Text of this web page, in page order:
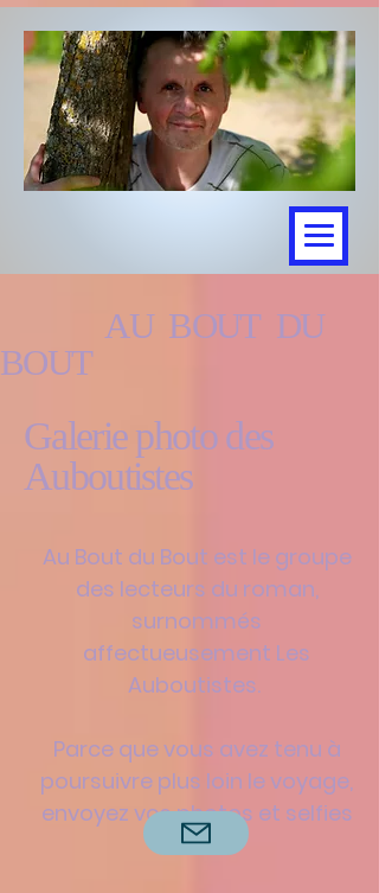
AU BOUT DU
BOUT
Galerie photo des
Auboutistes
Au Bout du Bout est le groupe
des lecteurs du roman,
surnommés
affectueusement Les
Auboutistes.
Parce que vous avez tenu à
poursuivre plus loin le voyage,
envoyez vos photos et selfies